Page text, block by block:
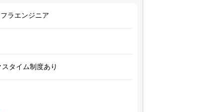
ラエンジニア
タイム制度あり